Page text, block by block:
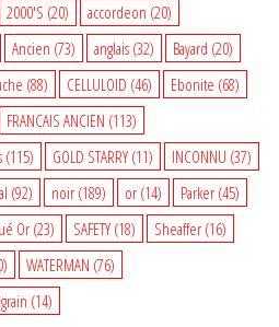
2000'S (20) accordeon (20)
Ancien (73) anglais (32) Bayard (20)
(88) CELLULOID (46) Ebonite (68)
FRANCAIS ANCIEN (113)
(115) GOLD STARRY (11) INCONNU (37)
(92) noir (189) or (14) Parker (45)
Or(23) SAFETY (18) Sheaffer (16)
WATERMAN (76)
(14)